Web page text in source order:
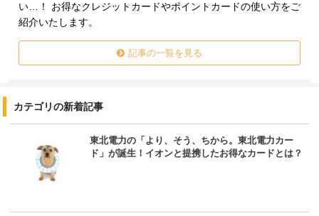
い…！ お得なクレジットカードやポイントカードの使い方をご
紹介いたします。
記事の一覧を見る
カテゴリの新着記事
東北電力の「より、そう、ちから。東北電力カー
ド」が誕生！イオンと提携したお得なカードとは？